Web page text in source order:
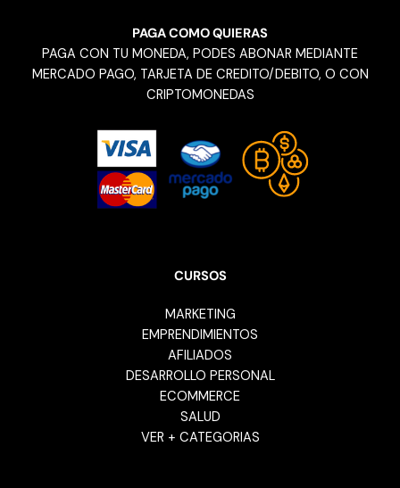
PAGA COMO QUIERAS
PAGA CON TU MONEDA, PODES ABONAR MEDIANTE
MERCADO PAGO, TARJETA DE CREDITO/DEBITO, O CON
CRIPTOMONEDAS
CURSOS
MARKETING
EMPRENDIMIENTOS
AFILIADOS
DESARROLLO PERSONAL
ECOMMERCE
SALUD
VER + CATEGORIAS